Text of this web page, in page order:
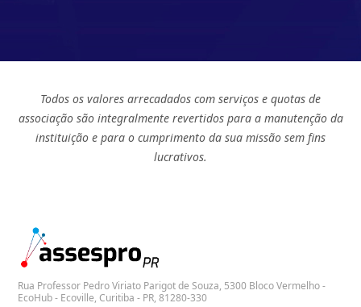
Todos os valores arrecadados com serviços e quotas de
associação são integralmente revertidos para a manutenção da
instituição e para o cumprimento da sua missão sem fins
lucrativos.
Rua Professor Pedro Viriato Parigot de Souza, 5300 Bloco Vermelho -
EcoHub - Ecoville, Curitiba - PR, 81280-330